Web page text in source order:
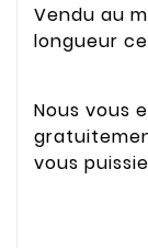
Vendu au
longueur
Nous vous
vous